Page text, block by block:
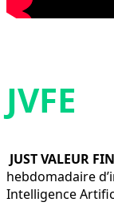
JVFE
JUST VALEUR
hebdomadaire
Intelligence